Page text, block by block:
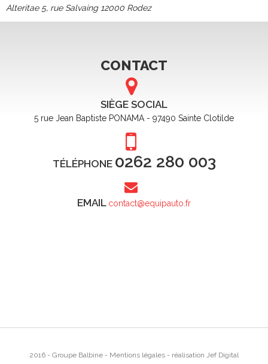
Alteritae 5, rue Salvaing 12000 Rodez
CONTACT
SIÈGE SOCIAL
5 rue Jean Baptiste PONAMA - 97490 Sainte Clotilde
TÉLÉPHONE 0262 280 003
EMAIL contact@equipauto.fr
2016 - Groupe Balbine - Mentions légales - réalisation Jef Digital